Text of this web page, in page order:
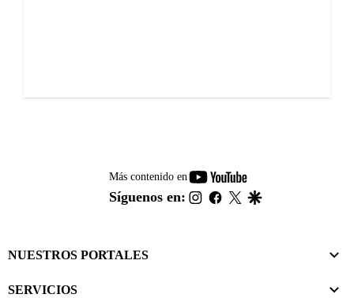
Más contenido en
youtube-
footer
Síguenos en: instagram
facebook
twitter
NUESTROS PORTALES
SERVICIOS